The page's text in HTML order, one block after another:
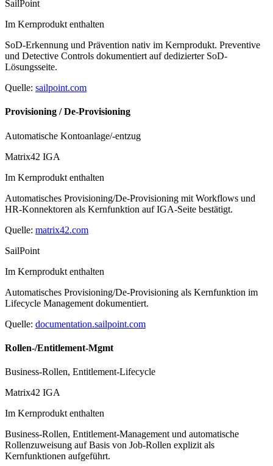
SailPoint
Im Kernprodukt enthalten
SoD-Erkennung und Prävention nativ im Kernprodukt. Preventive
und Detective Controls dokumentiert auf dedizierter SoD-
Lösungsseite.
Quelle: sailpoint.com
Provisioning / De-Provisioning
Automatische Kontoanlage/-entzug
Matrix42 IGA
Im Kernprodukt enthalten
Automatisches Provisioning/De-Provisioning mit Workflows und
HR-Konnektoren als Kernfunktion auf IGA-Seite bestätigt.
Quelle: matrix42.com
SailPoint
Im Kernprodukt enthalten
Automatisches Provisioning/De-Provisioning als Kernfunktion im
Lifecycle Management dokumentiert.
Quelle: documentation.sailpoint.com
Rollen-/Entitlement-Mgmt
Business-Rollen, Entitlement-Lifecycle
Matrix42 IGA
Im Kernprodukt enthalten
Business-Rollen, Entitlement-Management und automatische
Rollenzuweisung auf Basis von Job-Rollen explizit als
Kernfunktionen aufgeführt.